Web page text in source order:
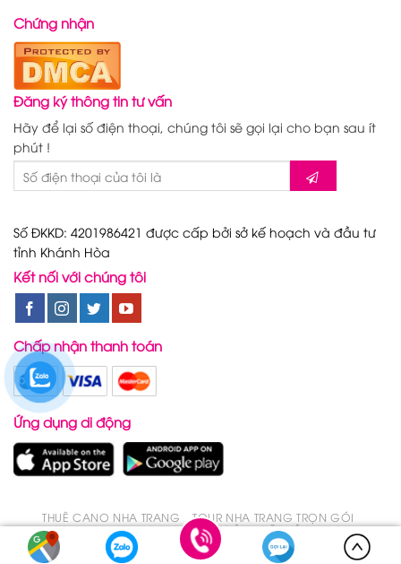
Chứng nhận
Đăng ký thông tin tư vấn
Hãy để lại số điện thoại, chúng tôi sẽ gọi lại cho bạn sau ít
phút !
Số ĐKKD: 4201986421 được cấp bởi sở kế hoạch và đầu tư
tỉnh Khánh Hòa
Kết nối với chúng tôi
Chấp nhận thanh toán
Ứng dụng di động
THUÊ CANO NHA TRANG
TOUR NHA TRANG TRỌN GÓI
TOUR NHA TRANG TRONG 1 NGÀY
ĐẶT VÉ DU LỊCH
Copyright 2026 ©CanoNhaTrang.Net - Du Lịch Nha Trang